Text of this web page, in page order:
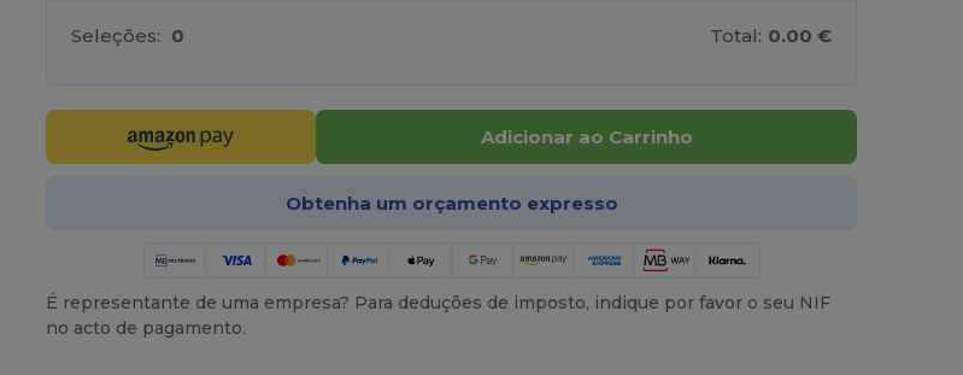
Seleções: 0 Total: 0.00 €
Adicionar ao Carrinho
Obtenha um orçamento expresso
É representante de uma empresa? Para deduções de imposto, indique por favor o seu NIF
no acto de pagamento.